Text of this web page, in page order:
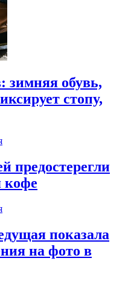
зимняя обувь,
стопу,
предостерегли
кофе
показала
на фото в